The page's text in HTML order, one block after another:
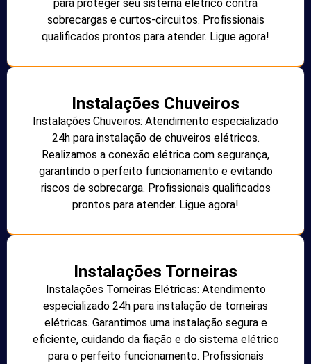
para proteger seu sistema elétrico contra
sobrecargas e curtos-circuitos. Profissionais
qualificados prontos para atender. Ligue agora!
Instalações Chuveiros
Instalações Chuveiros: Atendimento especializado
24h para instalação de chuveiros elétricos.
Realizamos a conexão elétrica com segurança,
garantindo o perfeito funcionamento e evitando
riscos de sobrecarga. Profissionais qualificados
prontos para atender. Ligue agora!
Instalações Torneiras
Instalações Torneiras Elétricas: Atendimento
especializado 24h para instalação de torneiras
elétricas. Garantimos uma instalação segura e
eficiente, cuidando da fiação e do sistema elétrico
para o perfeito funcionamento. Profissionais